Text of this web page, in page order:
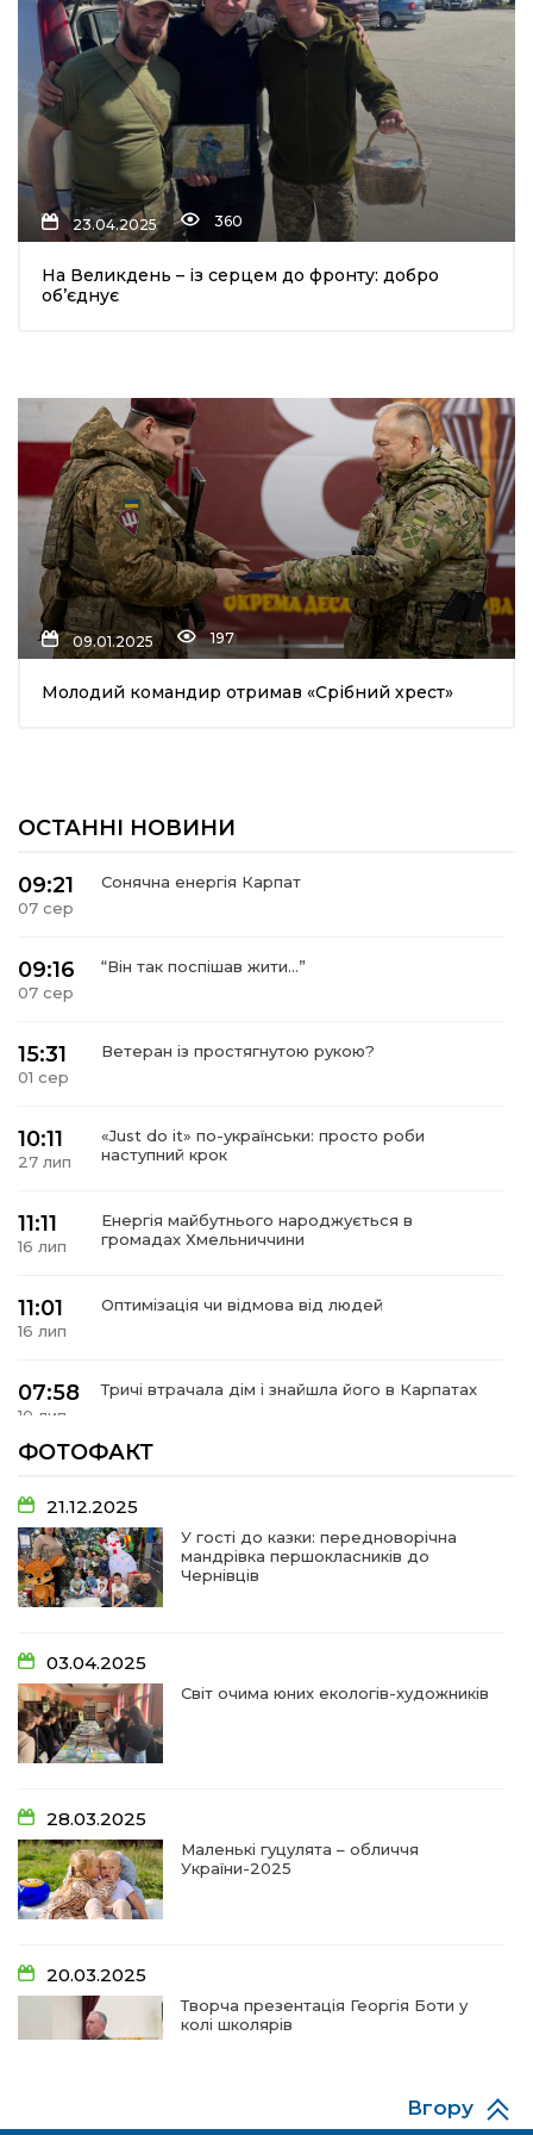
23.04.2025 360
На Великдень – із серцем до фронту: добро
об’єднує
09.01.2025 197
Молодий командир отримав «Срібний хрест»
ОСТАННІ НОВИНИ
09:21
07 сер
Сонячна енергія Карпат
09:16
07 сер
“Він так поспішав жити…”
15:31
01 сер
Ветеран із простягнутою рукою?
10:11
27 лип
«Just do it» по-українськи: просто роби
наступний крок
11:11
16 лип
Енергія майбутнього народжується в
громадах Хмельниччини
11:01
16 лип
Оптимізація чи відмова від людей
07:58
10 лип
Тричі втрачала дім і знайшла його в Карпатах
10 лип
13:30
06 лип
Від прикордонної застави до Донбасу:
14:18
01 лип
09:31
28 чер
Творчі підсумки юних художників
09:28
28 чер
Довгопільський рок заради благодійності
09:20
28 чер
Проза Людмили Охріменко: про те, що і гріє, і
болить…
14:44 Рік невідомості та болю:
ФОТОФАКТ
21.12.2025
У гості до казки: передноворічна
мандрівка першокласників до
Чернівців
03.04.2025
Світ очима юних екологів-художників
28.03.2025
Маленькі гуцулята – обличчя
України-2025
20.03.2025
Творча презентація Георгія Боти у
колі школярів
Вгору